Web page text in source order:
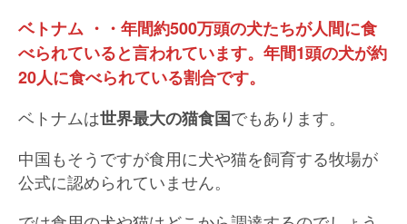
ベトナム ・・年間約500万頭の犬たちが人間に食
べられていると言われています。年間1頭の犬が約
20人に食べられている割合です。
ベトナムは世界最大の猫食国でもあります。
中国もそうですが食用に犬や猫を飼育する牧場が
公式に認められていません。